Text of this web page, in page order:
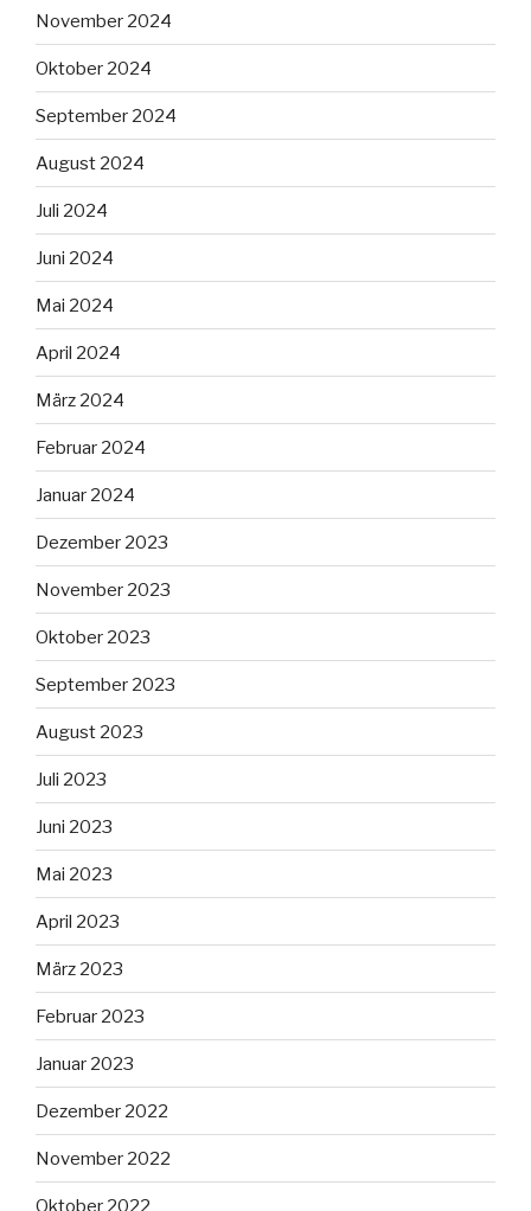
November 2024
Oktober 2024
September 2024
August 2024
Juli 2024
Juni 2024
Mai 2024
April 2024
März 2024
Februar 2024
Januar 2024
Dezember 2023
November 2023
Oktober 2023
September 2023
August 2023
Juli 2023
Juni 2023
Mai 2023
April 2023
März 2023
Februar 2023
Januar 2023
Dezember 2022
November 2022
Oktober 2022